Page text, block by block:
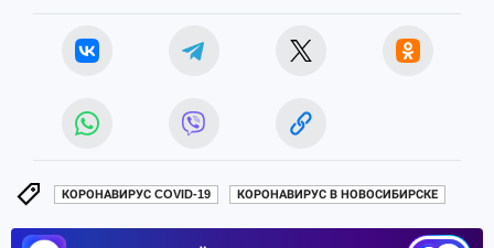
КОРОНАВИРУС COVID-19 КОРОНАВИРУС В НОВОСИБИРСКЕ